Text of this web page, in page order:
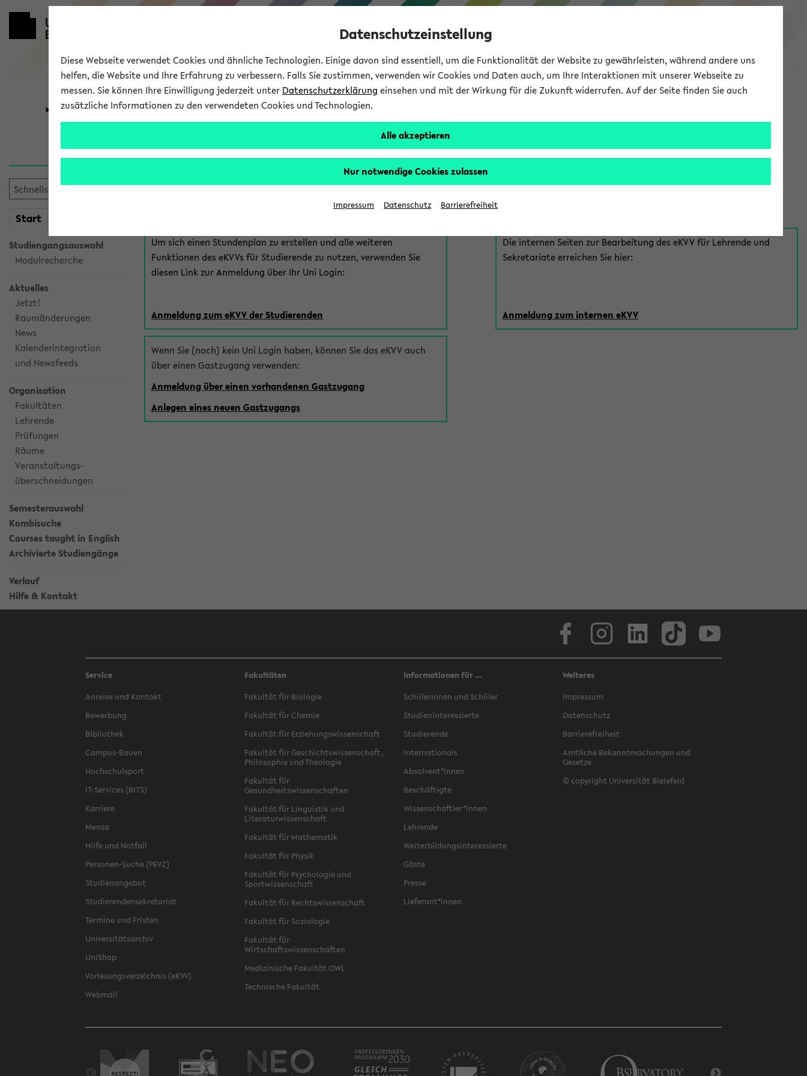
eKVV
Universität Forschung Studium
Start
Studiengangsauswahl
Modulrecherche
Aktuelles
Jetzt!
Raumänderungen
News
Kalenderintegration
und Newsfeeds
Organisation
Fakultäten
Lehrende
Prüfungen
Räume
Veranstaltungs-
überschneidungen
Semesterauswahl
Kombisuche
Courses taught in English
Archivierte Studiengänge
Verlauf
Hilfe & Kontakt
Anmeldung am eKVV
Es gibt mehrere Möglichkeiten zur Anmeldung am eKVV. Bitte wählen Sie die für Sie richtige aus:
Um sich einen Stundenplan zu erstellen und alle weiteren
Funktionen des eKVVs für Studierende zu nutzen, verwenden Sie
diesen Link zur Anmeldung über Ihr Uni Login:
Anmeldung zum eKVV der Studierenden
Wenn Sie (noch) kein Uni Login haben, können Sie das eKVV auch
über einen Gastzugang verwenden:
Anmeldung über einen vorhandenen Gastzugang
Anlegen eines neuen Gastzugangs
eKVV für Mitarbeiter*innen
Die internen Seiten zur Bearbeitung des eKVV für Lehrende und
Sekretariate erreichen Sie hier:
Anmeldung zum internen eKVV
Service
Anreise und Kontakt
Bewerbung
Bibliothek
Campus-Bauen
Hochschulsport
IT-Services (BITS)
Karriere
Mensa
Hilfe und Notfall
Personen-Suche (PEVZ)
Studienangebot
Studierendensekretariat
Termine und Fristen
Universitätsarchiv
UniShop
Vorlesungsverzeichnis (eKVV)
Webmail
Fakultäten
Fakultät für Biologie
Fakultät für Chemie
Fakultät für Erziehungswissenschaft
Fakultät für Geschichtswissenschaft,
Philosophie und Theologie
Fakultät für
Gesundheitswissenschaften
Fakultät für Linguistik und
Literaturwissenschaft
Fakultät für Mathematik
Fakultät für Physik
Fakultät für Psychologie und
Sportwissenschaft
Fakultät für Rechtswissenschaft
Fakultät für Soziologie
Fakultät für
Wirtschaftswissenschaften
Medizinische Fakultät OWL
Technische Fakultät
Informationen für ...
Schülerinnen und Schüler
Studieninteressierte
Studierende
Internationals
Absolvent*innen
Beschäftigte
Wissenschaftler*innen
Lehrende
Weiterbildungsinteressierte
Gäste
Presse
Lieferant*innen
Weiteres
Impressum
Datenschutz
Barrierefreiheit
Amtliche Bekanntmachungen und
Gesetze
© copyright Universität Bielefeld
Datenschutzeinstellung
Diese Webseite verwendet Cookies und ähnliche Technologien. Einige davon sind essentiell, um die Funktionalität der Website zu gewährleisten, während andere uns
helfen, die Website und Ihre Erfahrung zu verbessern. Falls Sie zustimmen, verwenden wir Cookies und Daten auch, um Ihre Interaktionen mit unserer Webseite zu
messen. Sie können Ihre Einwilligung jederzeit unter Datenschutzerklärung einsehen und mit der Wirkung für die Zukunft widerrufen. Auf der Seite finden Sie auch
zusätzliche Informationen zu den verwendeten Cookies und Technologien.
Alle akzeptieren
Nur notwendige Cookies zulassen
Impressum Datenschutz Barrierefreiheit